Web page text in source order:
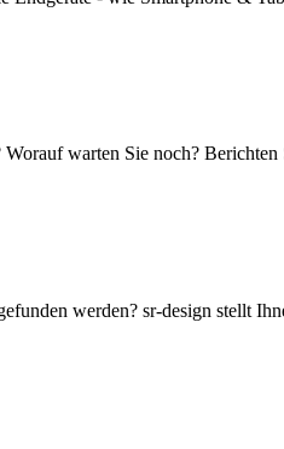
warten Sie noch?
werden? sr-design stellt